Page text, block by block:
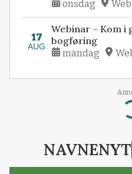
onsdag
17
AUG
Webinar – Kom i
bogføring
mandag
NAVNENYT